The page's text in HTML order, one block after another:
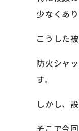
少なくあ
こうした
防火シャ
す。
しかし、
そこで今